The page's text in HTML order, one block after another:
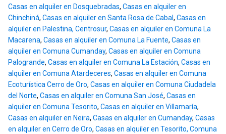
Casas en alquiler en Dosquebradas, Casas en alquiler en
Chinchiná, Casas en alquiler en Santa Rosa de Cabal, Casas en
alquiler en Palestina, Centrosur, Casas en alquiler en Comuna La
Macarena, Casas en alquiler en Comuna La Fuente, Casas en
alquiler en Comuna Cumanday, Casas en alquiler en Comuna
Palogrande, Casas en alquiler en Comuna La Estación, Casas en
alquiler en Comuna Atardeceres, Casas en alquiler en Comuna
Ecoturística Cerro de Oro, Casas en alquiler en Comuna Ciudadela
del Norte, Casas en alquiler en Comuna San José, Casas en
alquiler en Comuna Tesorito, Casas en alquiler en Villamaría,
Casas en alquiler en Neira, Casas en alquiler en Cumanday, Casas
en alquiler en Cerro de Oro, Casas en alquiler en Tesorito, Comuna